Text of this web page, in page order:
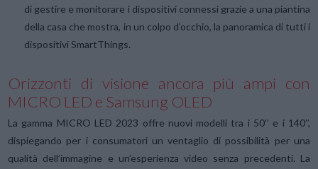
di gestire e monitorare i dispositivi connessi grazie a una piantina
della casa che mostra, in un colpo d’occhio, la panoramica di tutti i
dispositivi SmartThings.
Orizzonti di visione ancora più ampi con
MICRO LED e Samsung OLED
La gamma MICRO LED 2023 offre nuovi modelli tra i 50’’ e i 140’’,
dispiegando per i consumatori un ventaglio di possibilità per una
qualità dell’immagine e un’esperienza video senza precedenti. La